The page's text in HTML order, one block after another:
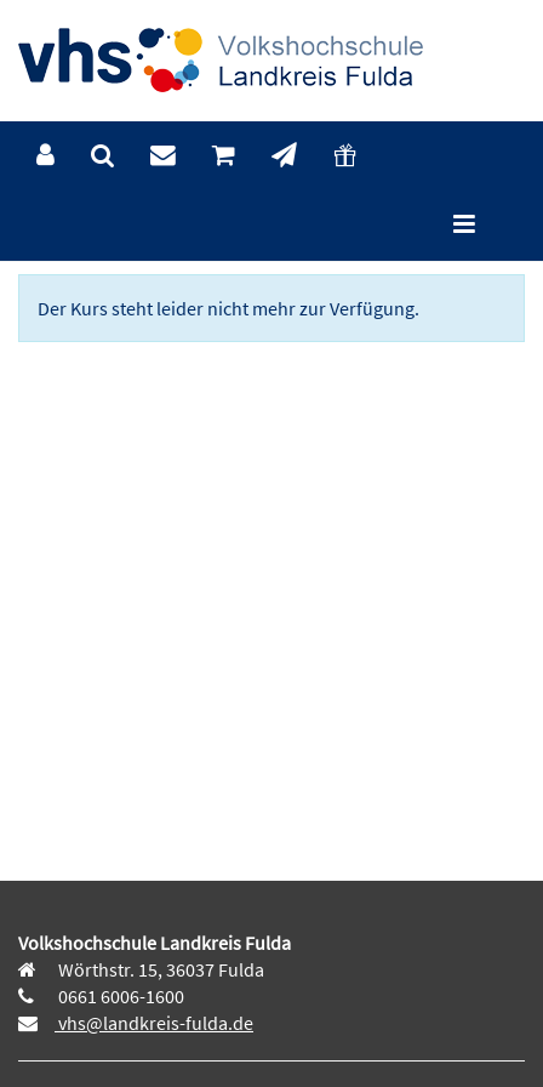
Der Kurs steht leider nicht mehr zur Verfügung.
Volkshochschule Landkreis Fulda
Wörthstr. 15, 36037 Fulda
0661 6006-1600
vhs@landkreis-fulda.de